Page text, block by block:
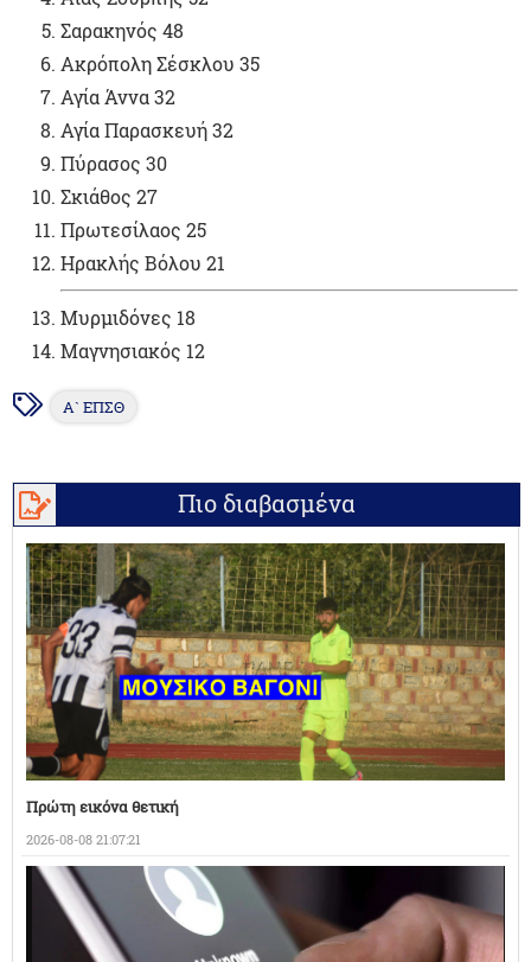
Σαρακηνός 48
Ακρόπολη Σέσκλου 35
Αγία Άννα 32
Αγία Παρασκευή 32
Πύρασος 30
Σκιάθος 27
Πρωτεσίλαος 25
Ηρακλής Βόλου 21
Μυρμιδόνες 18
Μαγνησιακός 12
Α` ΕΠΣΘ
Πιο διαβασμένα
Πρώτη εικόνα θετική
2026-08-08 21:07:21